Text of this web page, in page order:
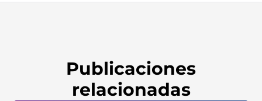
Publicaciones
relacionadas